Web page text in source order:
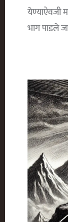
येण्याऐवजी
भाग पाडले